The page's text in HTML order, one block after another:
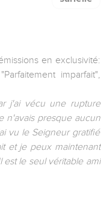
en exclusivité:
imparfait",
j'ai vécu une rupture
n'avais presque aucun
vu le Seigneur gratifié
et je peux maintenant
le seul véritable ami